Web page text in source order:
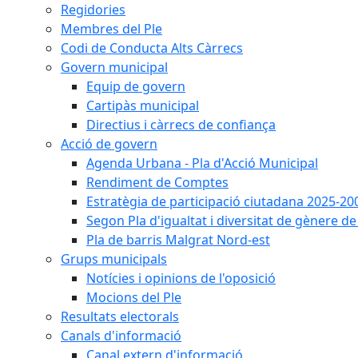
Regidories
Membres del Ple
Codi de Conducta Alts Càrrecs
Govern municipal
Equip de govern
Cartipàs municipal
Directius i càrrecs de confiança
Acció de govern
Agenda Urbana - Pla d'Acció Municipal
Rendiment de Comptes
Estratègia de participació ciutadana 2025-
Segon Pla d'igualtat i diversitat de gènere
Pla de barris Malgrat Nord-est
Grups municipals
Notícies i opinions de l'oposició
Mocions del Ple
Resultats electorals
Canals d'informació